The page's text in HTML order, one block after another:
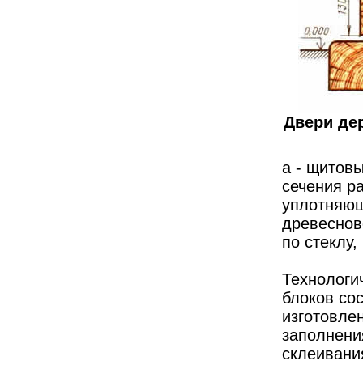
Двери
а -
сечения
по
блоков